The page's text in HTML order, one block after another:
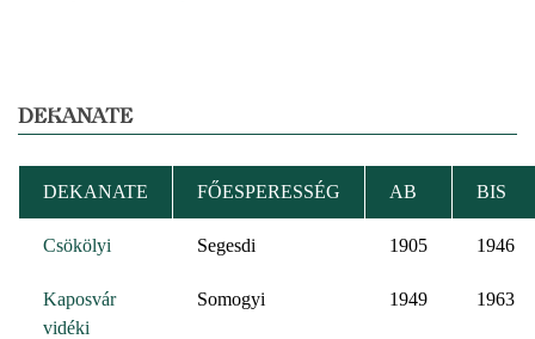
DEKANATE
DEKANATE FŐESPERESSÉG AB BIS
Csökölyi Segesdi 1905 1946
Kaposvár
vidéki
Somogyi 1949 1963